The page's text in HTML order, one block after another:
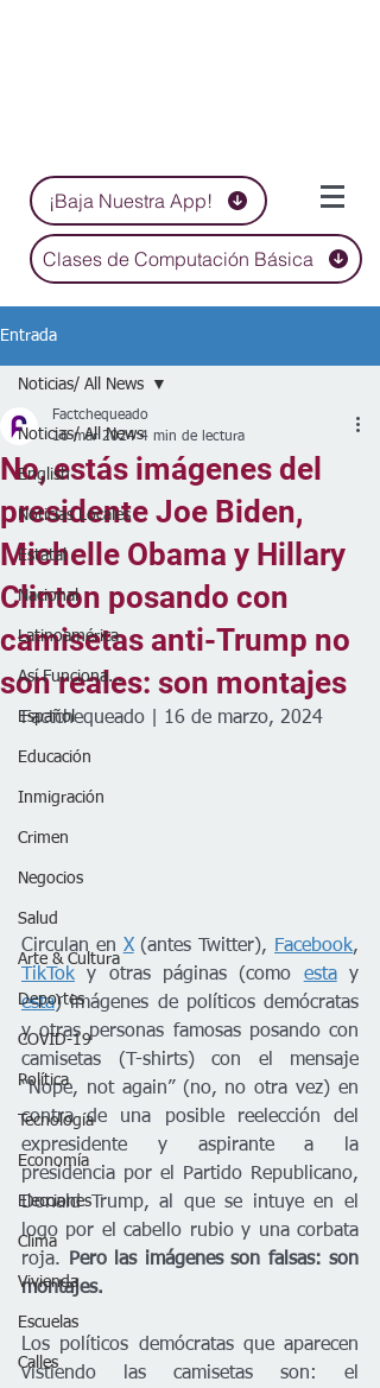
¡Baja Nuestra App!
Clases de Computación Básica
Entrada
Noticias/ All News
English
Noticias Locales
Estatal
Nacional
Latinoamérica
Así Funciona...
Español
Educación
Inmigración
Crimen
Negocios
Salud
Arte & Cultura
Deportes
COVID-19
Política
Tecnología
Economía
Elecciones
Clima
Vivienda
Escuelas
Calles
Noticias/ All News
No, estás imágenes del
presidente Joe Biden,
Michelle Obama y Hillary
Clinton posando con
camisetas anti-Trump no
son reales: son montajes
Factchequeado
16 mar 2024 4 min de lectura
Factchequeado | 16 de marzo, 2024
Circulan en X (antes Twitter), Facebook
TikTok y otras páginas (como esta
esta) imágenes de políticos demócratas
y otras personas famosas posando con
camisetas (T-shirts) con el mensaje
“Nope, not again” (no, no otra vez) en
contra de una posible reelección del
expresidente y aspirante a la
presidencia por el Partido Republicano,
Donald Trump, al que se intuye en el
logo por el cabello rubio y una corbata
roja.
Pero las imágenes son falsas: son
montajes.
Los políticos demócratas que aparecen
vistiendo las camisetas son: el